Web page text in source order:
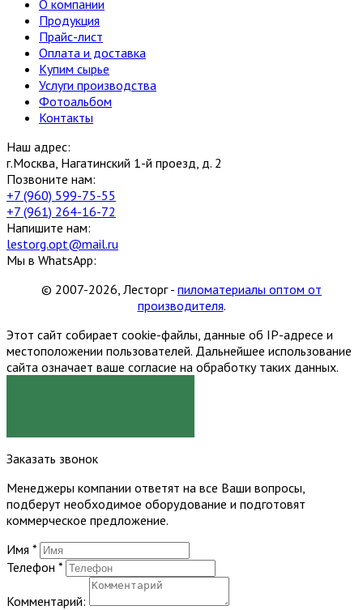
О компании
Продукция
Прайс-лист
Оплата и доставка
Купим сырье
Услуги производства
Фотоальбом
Контакты
Наш адрес:
г.Москва, Нагатинский 1-й проезд, д. 2
Позвоните нам:
+7 (960) 599-75-55
+7 (961) 264-16-72
Напишите нам:
lestorg.opt@mail.ru
Мы в WhatsApp:
© 2007-2026, Лесторг - пиломатериалы оптом от
производителя.
Этот сайт собирает cookie-файлы, данные об IP-адресе и
местоположении пользователей. Дальнейшее использование
сайта означает ваше согласие на обработку таких данных.
Заказать звонок
Менеджеры компании ответят на все Ваши вопросы,
подберут необходимое оборудование и подготовят
коммерческое предложение.
Имя *
Телефон *
Комментарий: